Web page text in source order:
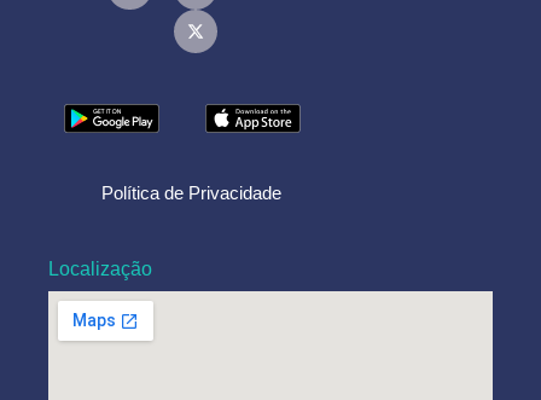
Política de Privacidade
Localização